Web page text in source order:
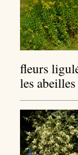
fleurs
les abeilles